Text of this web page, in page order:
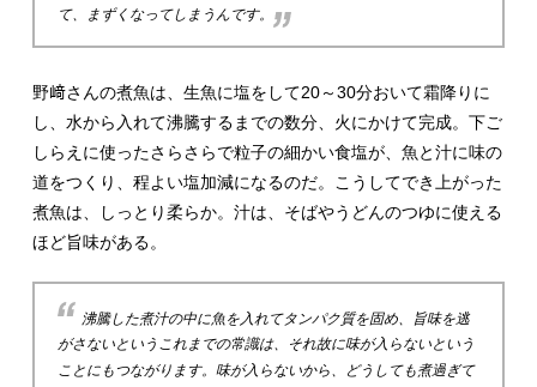
て、まずくなってしまうんです。
野﨑さんの煮魚は、生魚に塩をして20～30分おいて霜降りに
し、水から入れて沸騰するまでの数分、火にかけて完成。下ご
しらえに使ったさらさらで粒子の細かい食塩が、魚と汁に味の
道をつくり、程よい塩加減になるのだ。こうしてでき上がった
煮魚は、しっとり柔らか。汁は、そばやうどんのつゆに使える
ほど旨味がある。
沸騰した煮汁の中に魚を入れてタンパク質を固め、旨味を逃
がさないというこれまでの常識は、それ故に味が入らないという
ことにもつながります。味が入らないから、どうしても煮過ぎて